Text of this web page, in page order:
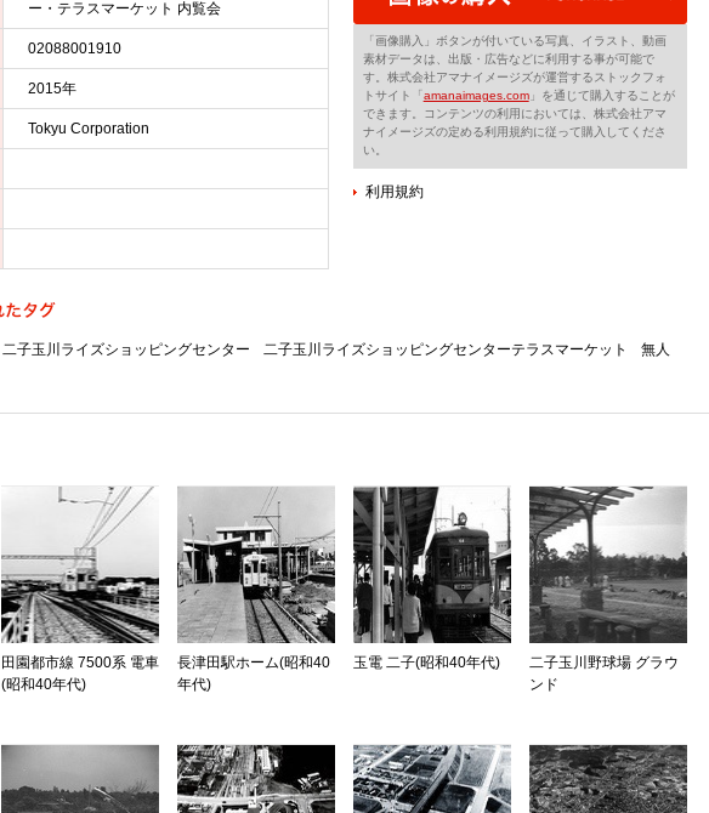
ー・テラスマーケット 内覧会
02088001910
2015年
Tokyu Corporation
「画像購入」ボタンが付いている写真、イラスト、動画
素材データは、出版・広告などに利用する事が可能で
す。株式会社アマナイメージズが運営するストックフォ
トサイト「amanaimages.com」を通じて購入することが
できます。コンテンツの利用においては、株式会社アマ
ナイメージズの定める利用規約に従って購入してくださ
い。
利用規約
二子玉川ライズショッピングセンター 二子玉川ライズショッピングセンターテラスマーケット 無人
田園都市線 7500系 電車
(昭和40年代)
長津田駅ホーム(昭和40
年代)
玉電 二子(昭和40年代)
二子玉川野球場 グラウ
ンド